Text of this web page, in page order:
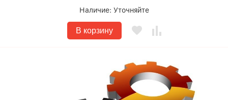
Наличие: Уточняйте
В корзину